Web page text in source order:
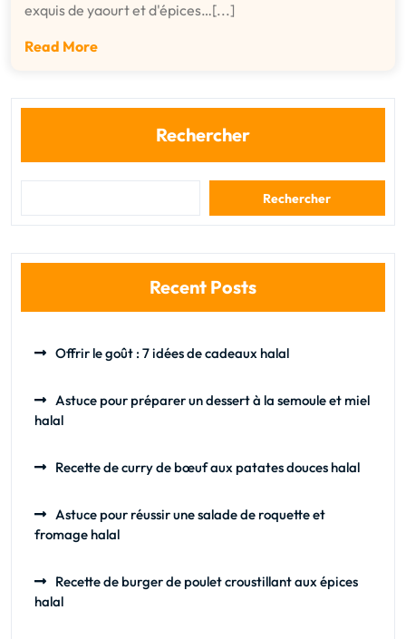
exquis de yaourt et d'épices…[...]
Read More
Rechercher
Rechercher
Recent Posts
Offrir le goût : 7 idées de cadeaux halal
Astuce pour préparer un dessert à la semoule et miel
halal
Recette de curry de bœuf aux patates douces halal
Astuce pour réussir une salade de roquette et
fromage halal
Recette de burger de poulet croustillant aux épices
halal